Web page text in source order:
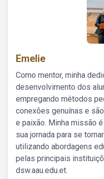
Emelie
Como mentor, minha
desenvolvimento dos
empregando métodos
conexões genuínas e
e paixão. Minha missão
sua jornada para se
utilizando abordagens
pelas principais
dsw.aau.edu.et.